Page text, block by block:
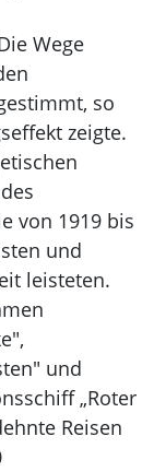
Wege
so
zeigte.
von 1919 bis
und
leisteten.
und
„Roter
Reisen